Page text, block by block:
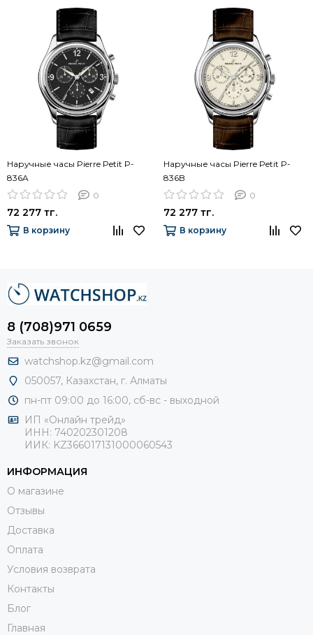
Наручные часы Pierre Petit P-
836A
0
72 277 тг.
В корзину
Наручные часы Pierre Petit P-
836B
0
72 277 тг.
В корзину
8 (708)971 0659
Заказать звонок
watchshop.kz@gmail.com
050057, Казахстан, г. Алматы
пн-пт 09:00 до 16:00, сб-вс - выходной
ИП «Онлайн трейд»
ИНН: 740202301208
ИИК: KZ366017131000060543
ИНФОРМАЦИЯ
О магазине
Отзывы
Доставка
Оплата
Условия возврата
Контакты
Блог
Главная